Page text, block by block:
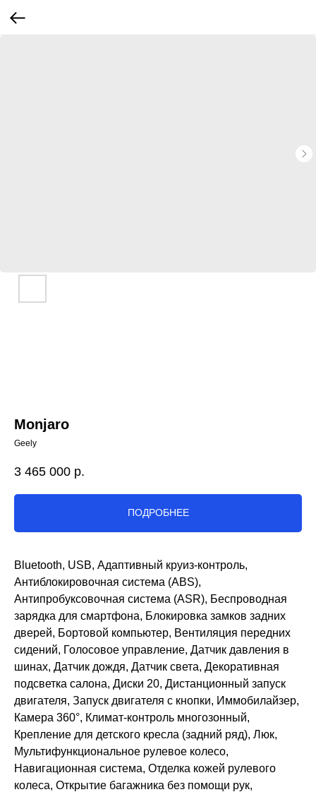
Monjaro
Geely
3 465 000 р.
ПОДРОБНЕЕ
Bluetooth, USB, Адаптивный круиз-контроль,
Антиблокировочная система (ABS),
Антипробуксовочная система (ASR), Беспроводная
зарядка для смартфона, Блокировка замков задних
дверей, Бортовой компьютер, Вентиляция передних
сидений, Голосовое управление, Датчик давления в
шинах, Датчик дождя, Датчик света, Декоративная
подсветка салона, Диски 20, Дистанционный запуск
двигателя, Запуск двигателя с кнопки, Иммобилайзер,
Камера 360°, Климат-контроль многозонный,
Крепление для детского кресла (задний ряд), Люк,
Мультифункциональное рулевое колесо,
Навигационная система, Отделка кожей рулевого
колеса, Открытие багажника без помощи рук,